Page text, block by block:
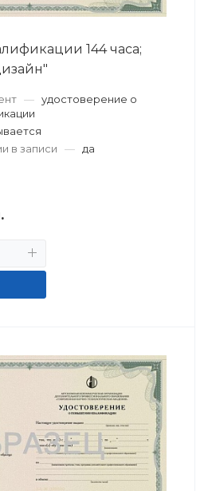
144 часа;
— удостоверение о
в записи
— да